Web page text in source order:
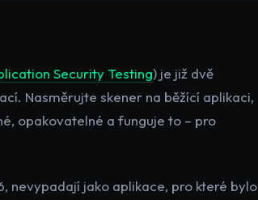
Security Testing) je již dvě
Nasměrujte skener na běžící aplikaci,
opakovatelné a funguje to – pro
nevypadají jako aplikace, pro které bylo